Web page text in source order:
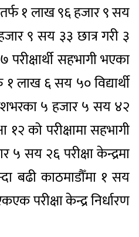
१ लाख ९६ हजार ९ सय
९ सय ३३ छात्र गरी ३
सहभागी भएका
१ लाख ६ सय ५० विद्यार्थी
५ हजार ५ सय ४२
१२ को परीक्षामा सहभागी
सय २६ परीक्षा केन्द्रमा
बढी काठमाडौँमा १ सय
परीक्षा केन्द्र निर्धारण